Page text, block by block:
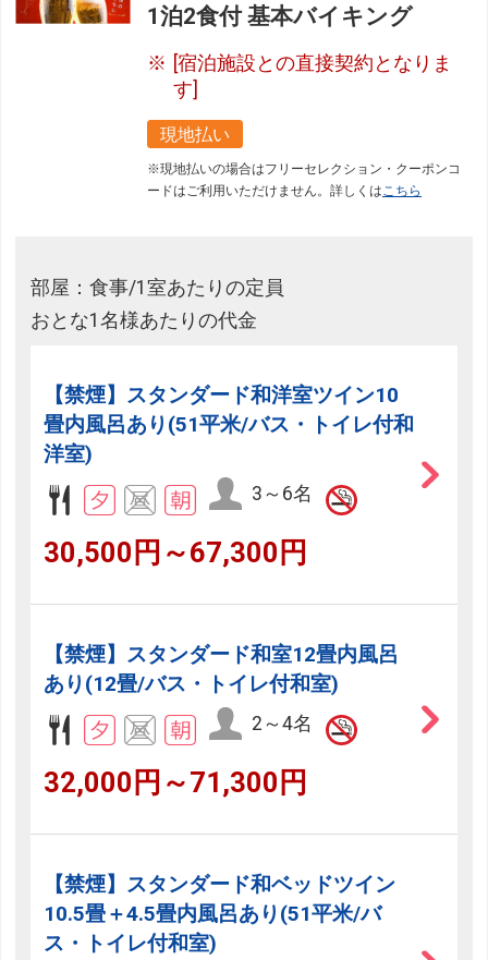
1泊2食付 基本バイキング
[宿泊施設との直接契約となりま
す]
現地払い
※現地払いの場合はフリーセレクション・クーポンコ
ードはご利用いただけません。詳しくはこちら
部屋：食事/1室あたりの定員
おとな1名様あたりの代金
【禁煙】スタンダード和洋室ツイン10
畳内風呂あり(51平米/バス・トイレ付和
洋室)
3～6名
30,500円～67,300円
【禁煙】スタンダード和室12畳内風呂
あり(12畳/バス・トイレ付和室)
2～4名
32,000円～71,300円
【禁煙】スタンダード和ベッドツイン
10.5畳＋4.5畳内風呂あり(51平米/バ
ス・トイレ付和室)